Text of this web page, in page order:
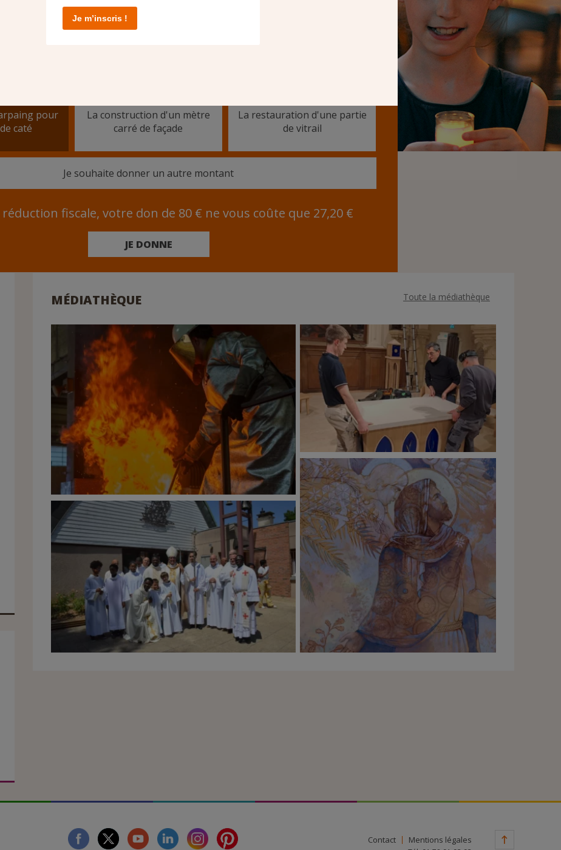
un don ponctuel
pour
caté
La construction d'un mètre
carré de façade
La restauration d'une partie
de vitrail
Je souhaite donner un autre montant
réduction fiscale, votre don de 80 € ne vous coûte que 27,20 €
JE DONNE
MÉDIATHÈQUE Toute la médiathèque
Contact Mentions légales
Je m’inscris !